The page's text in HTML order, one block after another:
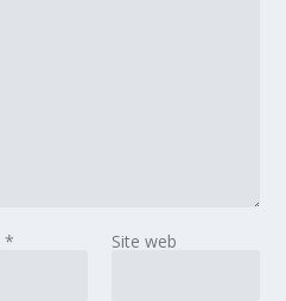
* Site web